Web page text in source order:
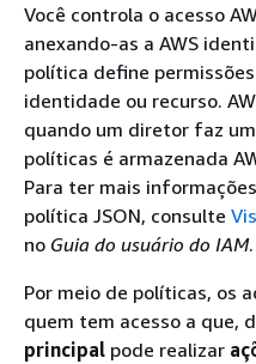
Você controla o acesso
anexando-as a AWS
política define
identidade ou recurso.
quando um diretor faz
políticas é armazenada
Para ter mais
política JSON, consulte
no Guia do usuário do IAM.
Por meio de políticas, os
quem tem acesso a que,
principal pode realizar